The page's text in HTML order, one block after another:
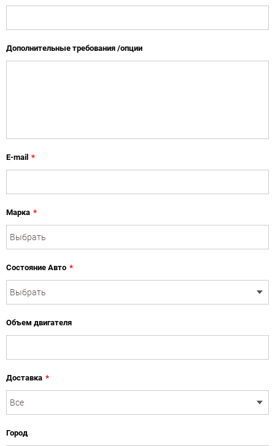
Дополнительные требования /опции
E-mail *
Марка *
Состояние Авто *
Объем двигателя
Доставка *
Город